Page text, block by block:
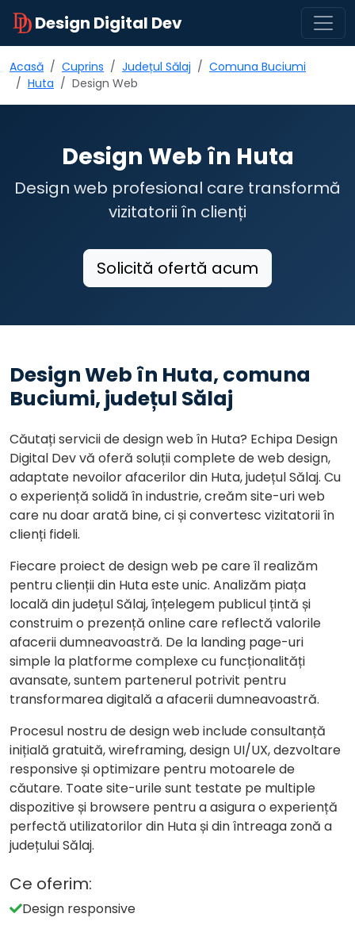
Design Digital Dev
Acasă Cuprins Județul Sălaj
Comuna Buciumi
Huta
Design Web
Design Web în Huta
Design web profesional care transformă
vizitatorii în clienți
Solicită ofertă acum
Design Web în Huta, comuna
Buciumi, județul Sălaj
Căutați servicii de design web în Huta? Echipa Design
Digital Dev vă oferă soluții complete de web design,
adaptate nevoilor afacerilor din Huta, județul Sălaj. Cu
o experiență solidă în industrie, creăm site-uri web
care nu doar arată bine, ci și convertesc vizitatorii în
clienți fideli.
Fiecare proiect de design web pe care îl realizăm
pentru clienții din Huta este unic. Analizăm piața
locală din județul Sălaj, înțelegem publicul țintă și
construim o prezență online care reflectă valorile
afacerii dumneavoastră. De la landing page-uri
simple la platforme complexe cu funcționalități
avansate, suntem partenerul potrivit pentru
transformarea digitală a afacerii dumneavoastră.
Procesul nostru de design web include consultanță
inițială gratuită, wireframing, design UI/UX, dezvoltare
responsive și optimizare pentru motoarele de
căutare. Toate site-urile sunt testate pe multiple
dispozitive și browsere pentru a asigura o experiență
perfectă utilizatorilor din Huta și din întreaga zonă a
județului Sălaj.
Ce oferim:
Design responsive